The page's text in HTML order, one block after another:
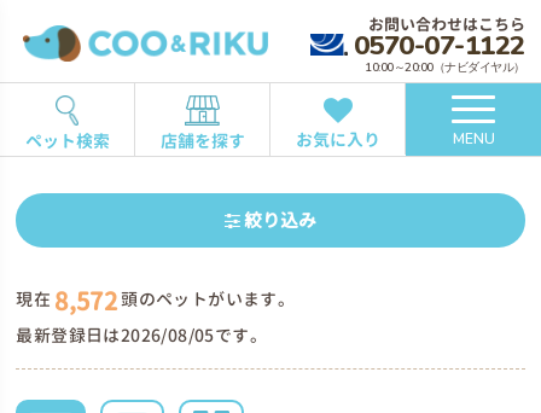
お問い合わせはこちら
0570-07-1122
10:00～20:00（ナビダイヤル）
ペット検索 店舗を探す お気に入り MENU
絞り込み
現在 8,572頭のペットがいます。
最新登録日は2026/08/05です。